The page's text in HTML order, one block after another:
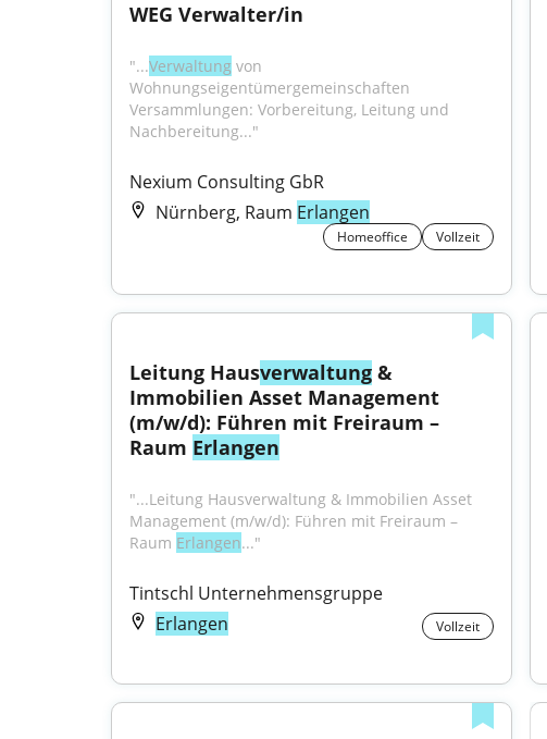
WEG Verwalter/in
"...Verwaltung von
Wohnungseigentümergemeinschaften
Versammlungen: Vorbereitung, Leitung und
Nachbereitung..."
Nexium Consulting GbR
Nürnberg, Raum Erlangen
Homeoffice Vollzeit
Leitung Hausverwaltung &
Immobilien Asset Management
(m/w/d): Führen mit Freiraum –
Raum Erlangen
"...Leitung Hausverwaltung & Immobilien Asset
Management (m/w/d): Führen mit Freiraum –
Raum Erlangen..."
Tintschl Unternehmensgruppe
Erlangen
Vollzeit